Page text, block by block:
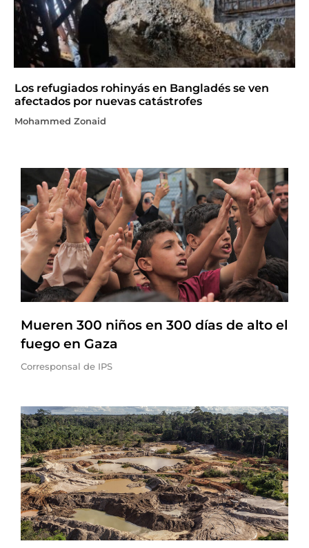
Los refugiados rohinyás en Bangladés se ven
afectados por nuevas catástrofes
Mohammed Zonaid
Mueren 300 niños en 300 días de alto el
fuego en Gaza
Corresponsal de IPS